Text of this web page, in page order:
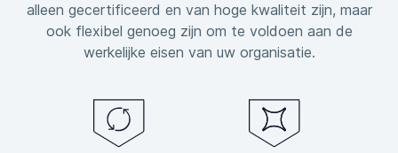
alleen gecertificeerd en van hoge kwaliteit zijn, maar
ook flexibel genoeg zijn om te voldoen aan de
werkelijke eisen van uw organisatie.